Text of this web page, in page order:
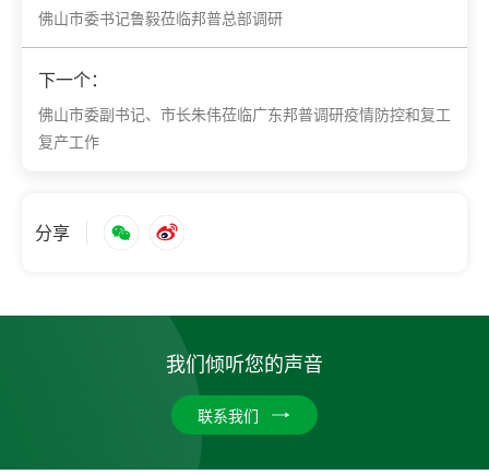
佛山市委书记鲁毅莅临邦普总部调研
下一个：
佛山市委副书记、市长朱伟莅临广东邦普调研疫情防控和复工
复产工作
分享
我们倾听您的声音
联系我们